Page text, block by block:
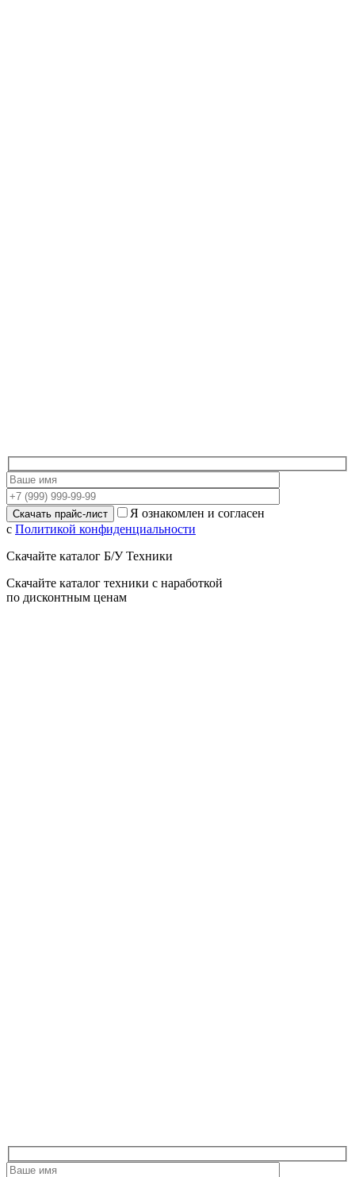
Я ознакомлен и согласен
с Политикой конфиденциальности
Скачайте каталог Б/У Техники
Скачайте каталог техники с наработкой
по дисконтным ценам